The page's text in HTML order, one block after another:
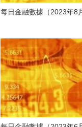
每日金融數據（2023年8